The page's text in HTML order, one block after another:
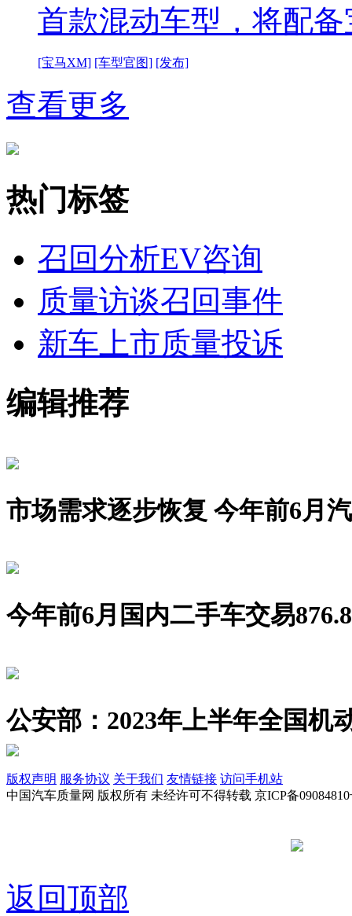
首款混动车型，将配
[宝马XM] [车型官图] [发布]
查看更多
热门标签
召回分析EV咨询
质量访谈召回事件
新车上市质量投诉
编辑推荐
市场需求逐步恢复 今年前6月
今年前6月国内二手车交易
公安部：2023年上半年全国机
版权声明 服务协议 关于我们 友情链接 访问手机站
中国汽车质量网 版权所有 未经许可不得转载 京ICP备09084810
返回顶部